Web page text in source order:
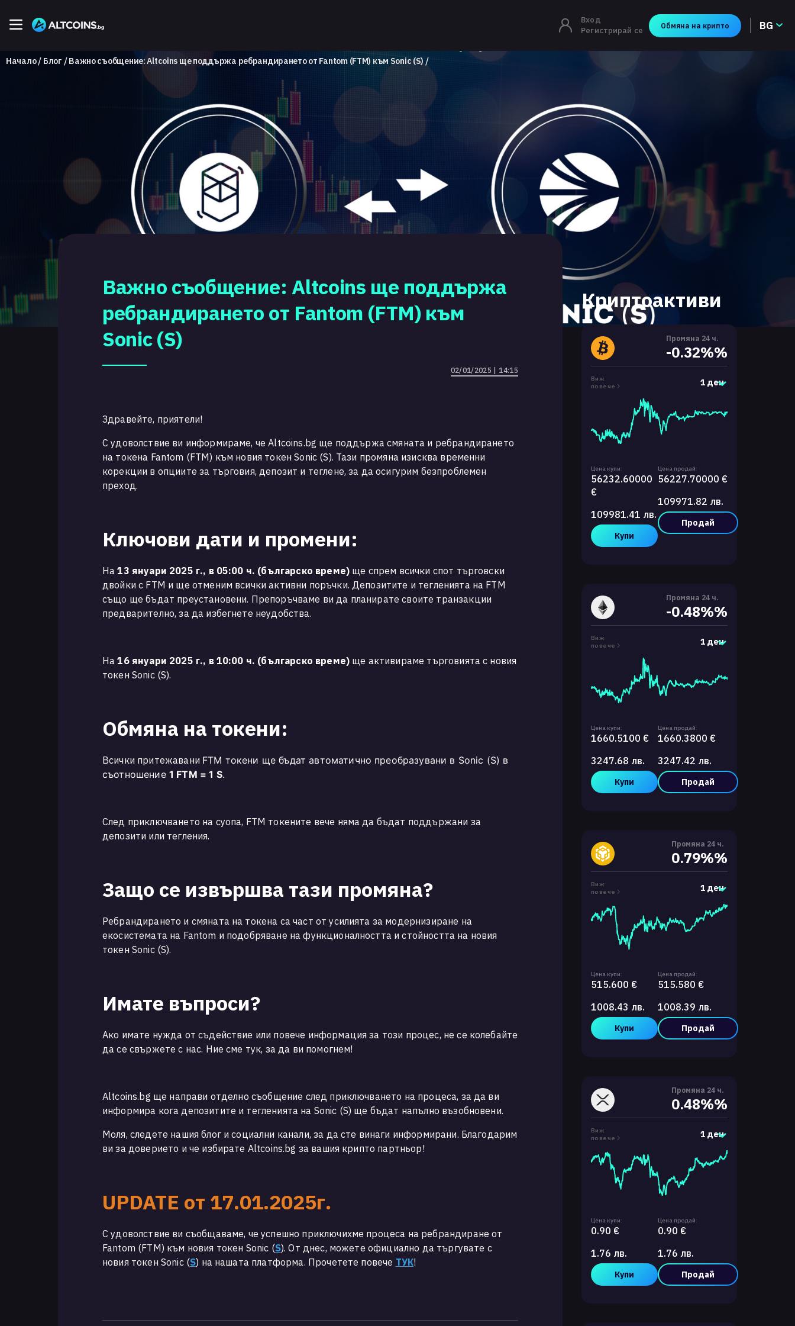
Вход
Регистрирай се
Обмяна на крипто BG
Начало Блог Важно съобщение: Altcoins ще поддържа ребрандирането от Fantom (FTM) към Sonic (S)
Важно съобщение: Altcoins ще поддържа
ребрандирането от Fantom (FTM) към
Sonic (S)
02/01/2025 | 14:15
Здравейте, приятели!
С удоволствие ви информираме, че Altcoins.bg ще поддържа смяната и ребрандирането
на токена Fantom (FTM) към новия токен Sonic (S). Тази промяна изисква временни
корекции в опциите за търговия, депозит и теглене, за да осигурим безпроблемен
преход.
Ключови дати и промени:
На13 януари 2025 г., в 05:00 ч. (българско време) ще спрем всички спот търговски
двойки с FTM и ще отменим всички активни поръчки. Депозитите и тегленията на FTM
също ще бъдат преустановени. Препоръчваме ви да планирате своите транзакции
предварително, за да избегнете неудобства.
На16 януари 2025 г., в 10:00 ч. (българско време) ще активираме търговията с новия
токен Sonic (S).
Обмяна на токени:
Всички притежавани FTM токени ще бъдат автоматично преобразувани в Sonic (S) в
съотношение 1 FTM = 1 S.
След приключването на суопа, FTM токените вече няма да бъдат поддържани за
депозити или тегления.
Защо се извършва тази промяна?
Ребрандирането и смяната на токена са част от усилията за модернизиране на
екосистемата на Fantom и подобряване на функционалността и стойността на новия
токен Sonic (S).
Имате въпроси?
Ако имате нужда от съдействие или повече информация за този процес, не се колебайте
да се свържете с нас. Ние сме тук, за да ви помогнем!
Altcoins.bg ще направи отделно съобщение след приключването на процеса, за да ви
информира кога депозитите и тегленията на Sonic (S) ще бъдат напълно възобновени.
Моля, следете нашия блог и социални канали, за да сте винаги информирани. Благодарим
ви за доверието и че избирате Altcoins.bg за вашия крипто партньор!
UPDATE от 17.01.2025г.
С удоволствие ви съобщаваме, че успешно приключихме процеса на ребрандиране от
Fantom (FTM) към новия токен Sonic (S). От днес, можете официално да търгувате с
новия токен Sonic (S) на нашата платформа. Прочетете повече ТУК!
Криптоактиви
Промяна 24 ч.
-0.32%%
Виж
повече
1 ден
Цена купи:
56232.60000
€
109981.41 лв.
Купи
Цена продай:
56227.70000 €
109971.82 лв.
Продай
Промяна 24 ч.
-0.48%%
Виж
повече
1 ден
Цена купи:
1660.5100 €
3247.68 лв.
Купи
Цена продай:
1660.3800 €
3247.42 лв.
Продай
Промяна 24 ч.
0.79%%
Виж
повече
1 ден
Цена купи:
515.600 €
1008.43 лв.
Купи
Цена продай:
515.580 €
1008.39 лв.
Продай
Промяна 24 ч.
0.48%%
Виж
повече
1 ден
Цена купи:
0.90 €
1.76 лв.
Купи
Цена продай:
0.90 €
1.76 лв.
Продай